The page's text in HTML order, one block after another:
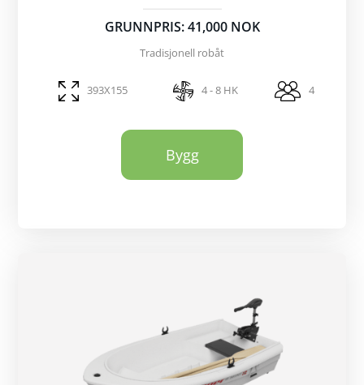
GRUNNPRIS: 41,000 NOK
Tradisjonell robåt
393X155 4 - 8 HK 4
Bygg